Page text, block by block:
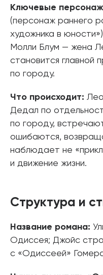
Ключевые
(персонаж раннего
художника в
Молли Блум — жена
становится главной
по городу.
Что происходит:
Дедал по
по городу,
ошибаются,
наблюдает не
и движение жизни.
Структура и
Название романа:
Одиссея; Джойс
с «Одиссеей»